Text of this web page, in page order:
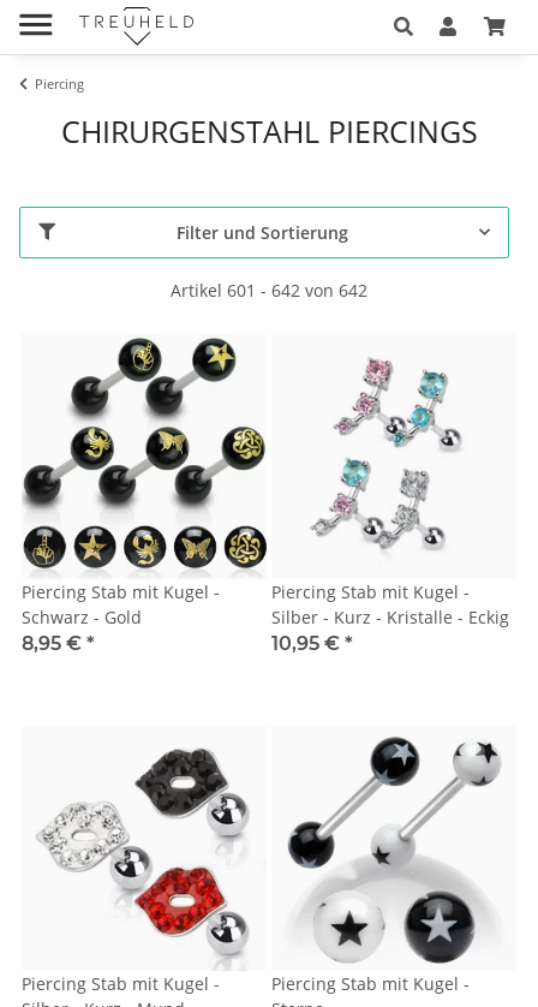
Piercing
CHIRURGENSTAHL PIERCINGS
Filter und Sortierung
Artikel 601 - 642 von 642
Piercing Stab mit Kugel -
Schwarz - Gold
8,95 € *
Piercing Stab mit Kugel -
Silber - Kurz - Kristalle - Eckig
10,95 € *
Piercing Stab mit Kugel -
Piercing Stab mit Kugel -